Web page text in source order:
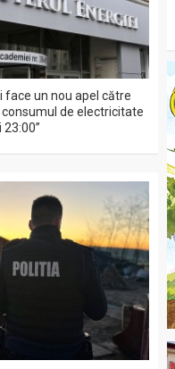
face un nou apel către
de electricitate